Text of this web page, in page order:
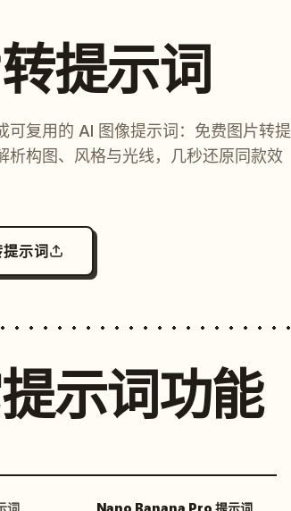
提示词
可复用的 AI 图像提示词：免费图片转提
析构图、风格与光线，几秒还原同款效
示词
示词功能